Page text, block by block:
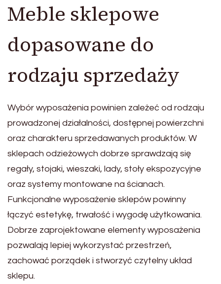
Meble sklepowe
dopasowane do
rodzaju sprzedaży
Wybór wyposażenia powinien zależeć od rodzaju
prowadzonej działalności, dostępnej powierzchni
oraz charakteru sprzedawanych produktów. W
sklepach odzieżowych dobrze sprawdzają się
regały, stojaki, wieszaki, lady, stoły ekspozycyjne
oraz systemy montowane na ścianach.
Funkcjonalne wyposażenie sklepów powinny
łączyć estetykę, trwałość i wygodę użytkowania.
Dobrze zaprojektowane elementy wyposażenia
pozwalają lepiej wykorzystać przestrzeń,
zachować porządek i stworzyć czytelny układ
sklepu.